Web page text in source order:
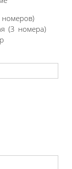
(3 номера)